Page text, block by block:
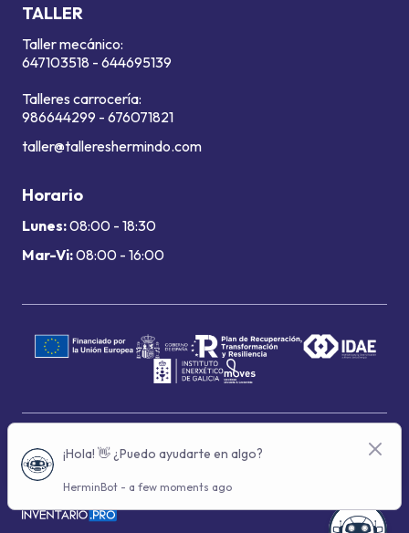
TALLER
Taller mecánico:
647103518 - 644695139
Talleres carrocería:
986644299 - 676071821
taller@tallereshermindo.com
Horario
Lunes:08:00 - 18:30
Mar-Vi:08:00 - 16:00
Términos de uso
Política de privacidad
Política de cookies
© 2024 Grupo Hermindo - Con la tecnología de: